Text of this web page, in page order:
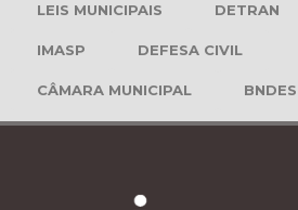
LEIS MUNICIPAIS DETRAN
IMASP DEFESA CIVIL
CÂMARA MUNICIPAL BNDES